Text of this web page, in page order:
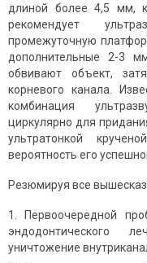
длиной более 4,5 мм,
рекомендует
промежуточную
дополнительные 2-3
обвивают объект,
корневого канала.
комбинация
циркулярно для
ультратонкой
вероятность его
Резюмируя все
Первоочередной
эндодонтического
уничтожение